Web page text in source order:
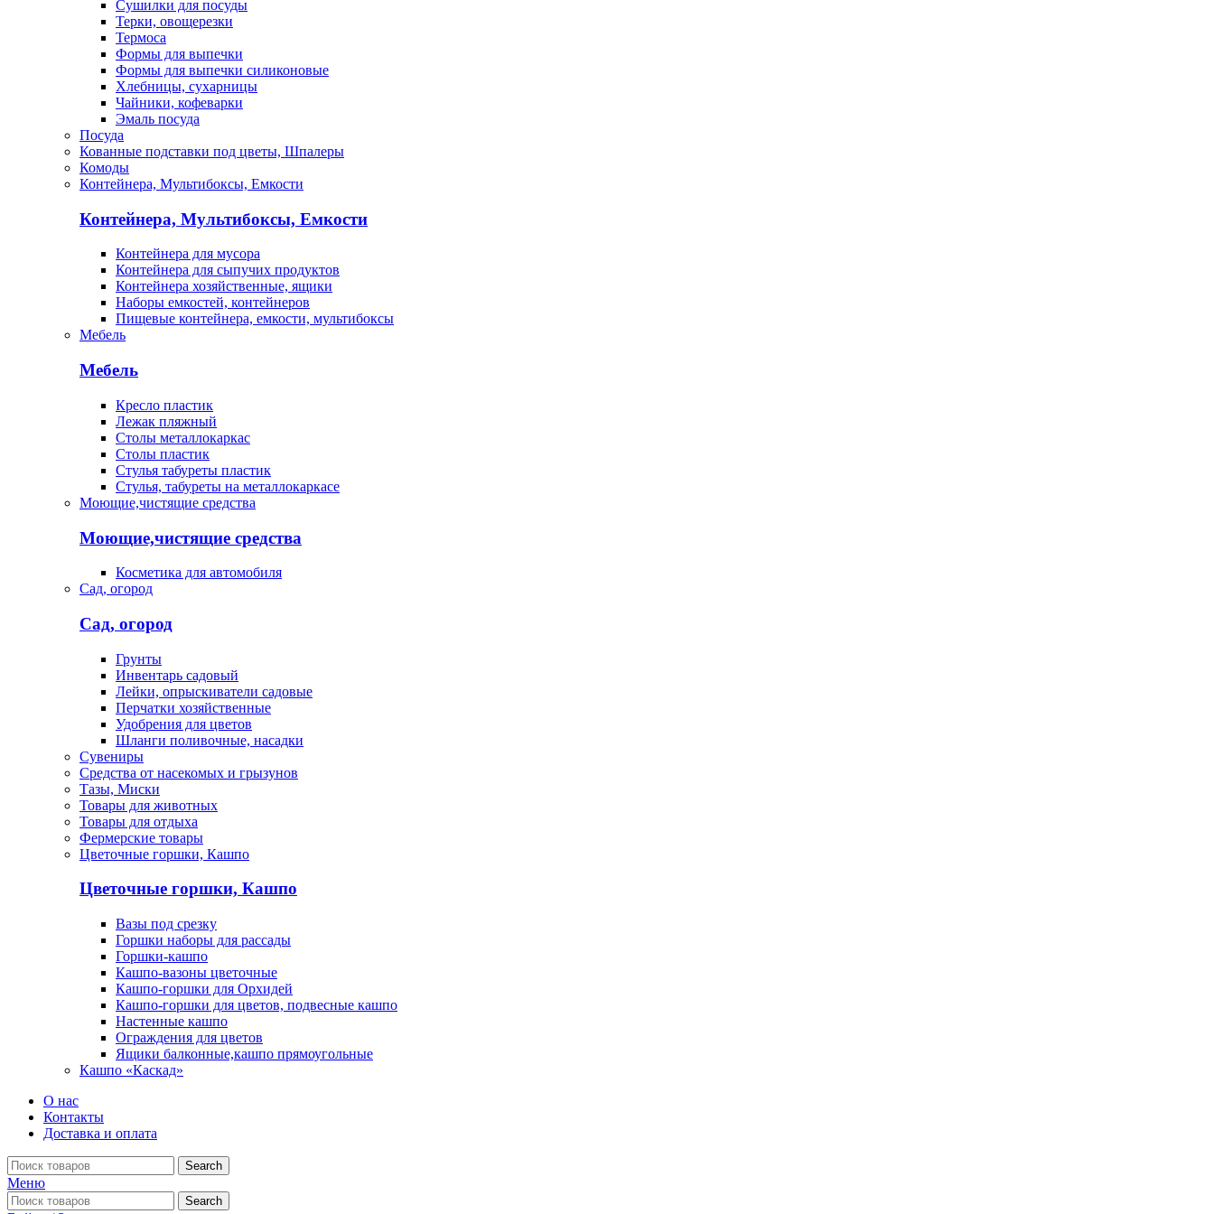
Сушилки для посуды
Терки, овощерезки
Термоса
Формы для выпечки
Формы для выпечки силиконовые
Хлебницы, сухарницы
Чайники, кофеварки
Эмаль посуда
Посуда
Кованные подставки под цветы, Шпалеры
Комоды
Контейнера, Мультибоксы, Емкости
Контейнера, Мультибоксы, Емкости
Контейнера для мусора
Контейнера для сыпучих продуктов
Контейнера хозяйственные, ящики
Наборы емкостей, контейнеров
Пищевые контейнера, емкости, мультибоксы
Мебель
Мебель
Кресло пластик
Лежак пляжный
Столы металлокаркас
Столы пластик
Стулья табуреты пластик
Стулья, табуреты на металлокаркасе
Моющие,чистящие средства
Моющие,чистящие средства
Косметика для автомобиля
Сад, огород
Сад, огород
Грунты
Инвентарь садовый
Лейки, опрыскиватели садовые
Перчатки хозяйственные
Удобрения для цветов
Шланги поливочные, насадки
Сувениры
Средства от насекомых и грызунов
Тазы, Миски
Товары для животных
Товары для отдыха
Фермерские товары
Цветочные горшки, Кашпо
Цветочные горшки, Кашпо
Вазы под срезку
Горшки наборы для рассады
Горшки-кашпо
Кашпо-вазоны цветочные
Кашпо-горшки для Орхидей
Кашпо-горшки для цветов, подвесные кашпо
Настенные кашпо
Ограждения для цветов
Ящики балконные,кашпо прямоугольные
Кашпо «Каскад»
О нас
Контакты
Доставка и оплата
Search
Меню
Search